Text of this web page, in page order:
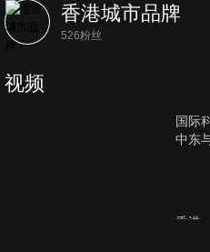
香港城市品牌
526粉丝
视频
国际
中东
香港